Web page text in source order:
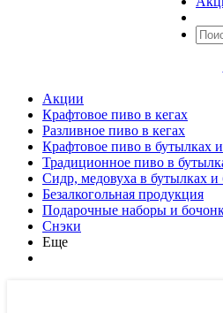
Акции
Крафтовое пиво в кегах
Разливное пиво в кегах
Крафтовое пиво в бутылках
Традиционное пиво в
Сидр, медовуха в бутылках и
Безалкогольная продукция
Подарочные наборы и
Снэки
Еще